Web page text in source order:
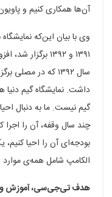
آن‌ها همکاری کنیم و
وی با بیان این‌که
۱۳۹۱ و ۱۳۹۲
داشت. نمایشگاه گیم
گیم نیست. ما به دنبال
چند سال وقفه، آن را اجرا
بودجه‌ای آن را احیا
الکامپ شامل همه‌ی
هدف تی‌جی‌سی، آموزش